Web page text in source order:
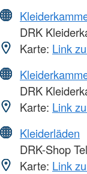
DRK
Karte: Link
DRK
Karte: Link
Kleiderläden
DRK-Shop
Karte: Link